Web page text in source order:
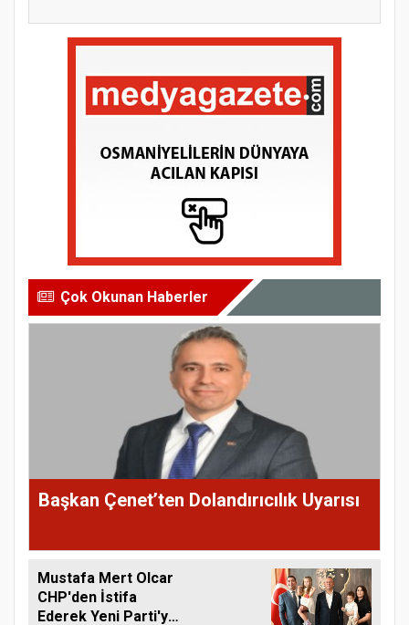
Çok Okunan Haberler
Başkan Çenet’ten Dolandırıcılık Uyarısı
Mustafa Mert Olcar
CHP'den İstifa
Ederek Yeni Parti'ye